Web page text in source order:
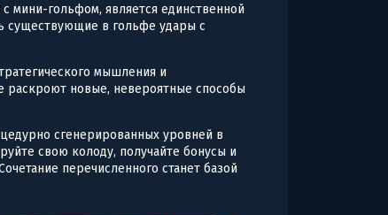
мини-гольфом, является единственной
существующие в гольфе удары с
мышления и
раскроют новые, невероятные способы
сгенерированных уровней в
свою колоду, получайте бонусы и
перечисленного станет базой